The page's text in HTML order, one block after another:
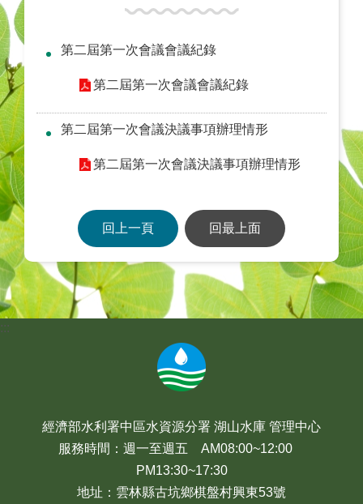
第二屆第一次會議會議紀錄
第二屆第一次會議會議紀錄
第二屆第一次會議決議事項辦理情形
第二屆第一次會議決議事項辦理情形
回上一頁 回最上面
:::
經濟部水利署中區水資源分署 湖山水庫 管理中心
服務時間：週一至週五 AM08:00~12:00
PM13:30~17:30
地址：雲林縣古坑鄉棋盤村興東53號